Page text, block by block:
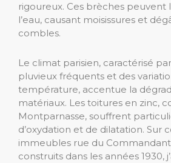
rigoureux. Ces brèches peuvent
l’eau, causant moisissures et
combles.
Le climat parisien, caractérisé
pluvieux fréquents et des
température, accentue la
matériaux. Les toitures en zinc,
Montparnasse, souffrent
d’oxydation et de dilatation. Sur
immeubles rue du
construits dans les années 1930,